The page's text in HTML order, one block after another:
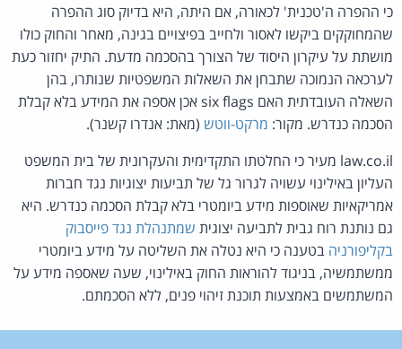
כי ההפרה ה'טכנית' לכאורה, אם היתה, היא בדיוק סוג ההפרה
שהמחוקקים ביקשו לאסור ולחייב בפיצויים בגינה, מאחר והחוק כולו
מושתת על עיקרון היסוד של הצורך בהסכמה מדעת. התיק יחזור כעת
לערכאה הנמוכה שתבחן את השאלות המשפטיות שנותרו, בהן
השאלה העובדתית האם six flags אכן אספה את המידע בלא קבלת
הסכמה כנדרש. מקור: מרקט-ווטש (מאת: אנדרו קשנר).
law.co.il מעיר כי החלטתו התקדימית והעקרונית של בית המשפט
העליון באילינוי עשויה לגרור גל של תביעות יצוגיות נגד חברות
אמריקאיות שאוספות מידע ביומטרי בלא קבלת הסכמה כנדרש. היא
גם נותנת רוח גבית לתביעה יצוגית שמתנהלת נגד פייסבוק
בקליפורניה בטענה כי היא נטלה את השליטה על מידע ביומטרי
ממשתמשיה, בניגוד להוראות החוק באילינוי, שעה שאספה מידע על
המשתמשים באמצעות תוכנת זיהוי פנים, ללא הסכמתם.